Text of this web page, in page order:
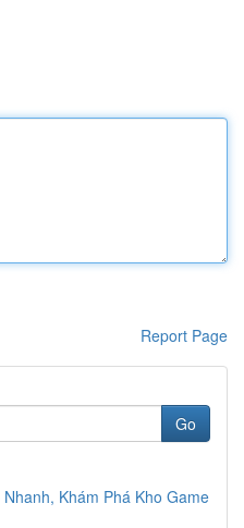
Report Page
Go
Khám Phá Kho Game